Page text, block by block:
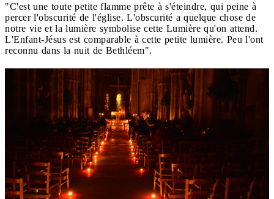
"C'est une toute petite flamme prête à s'éteindre, qui peine à
percer l'obscurité de l'église. L'obscurité a quelque chose de
notre vie et la lumière symbolise cette Lumière qu'on attend.
L'Enfant-Jésus est comparable à cette petite lumière. Peu l'ont
reconnu dans la nuit de Bethléem".